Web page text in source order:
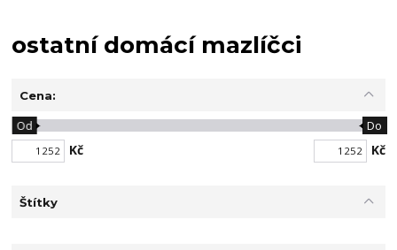
ostatní domácí mazlíčci
Cena:
Kč
Od Do
Kč
Štítky